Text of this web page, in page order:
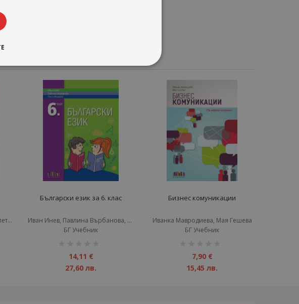
Иван Инев, Петя Маркова, Виолета Инева, Цветана Милчева
Български език за 6. клас
Иван Инев, Павлина Върбанова, Петя Маркова
БГ Учебник
14,11 €
27,60 лв.
Бизнес комуникации
Иванка Мавродиева, Мая Гешева
БГ Учебник
7,90 €
15,45 лв.